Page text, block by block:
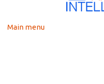
Main menu